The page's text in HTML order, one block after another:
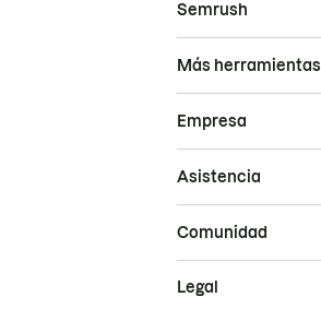
Semrush
Más herramientas
Empresa
Asistencia
Comunidad
Legal